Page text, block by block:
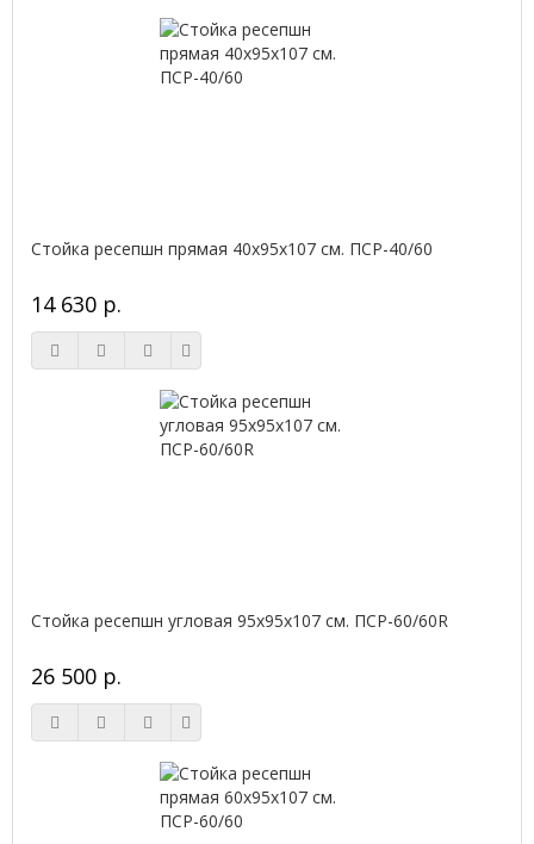
Стойка ресепшн прямая 40х95х107 см. ПСР-40/60
14 630 р.
Стойка ресепшн угловая 95х95х107 см. ПСР-60/60R
26 500 р.